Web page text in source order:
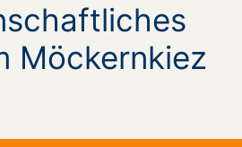
Möckernkiez